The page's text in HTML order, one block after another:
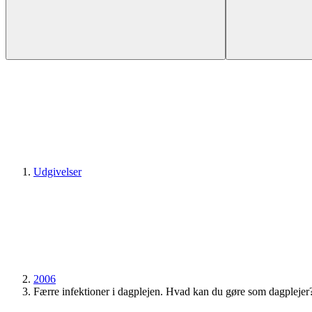
Udgivelser
2006
Færre infektioner i dagplejen. Hvad kan du gøre som